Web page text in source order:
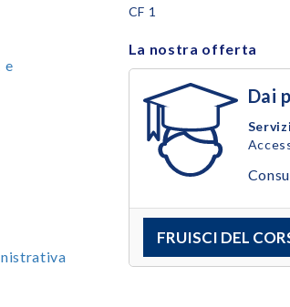
e
CF 1
La nostra offerta
Dai
FRUISCI DEL